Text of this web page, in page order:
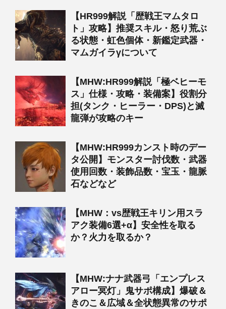
【HR999解説「歴戦王マムタロ
ト」攻略】推奨スキル・怒り荒ぶ
る状態・虹色個体・新鑑定武器・
マムガイラγについて
【MHW:HR999解説「極ベヒーモ
ス」仕様・攻略・装備案】役割分
担(タンク・ヒーラー・DPS)と滅
龍弾が攻略のキー
【MHW:HR999カンスト時のデー
タ公開】モンスター討伐数・武器
使用回数・装飾品数・宝玉・龍脈
石などなど
【MHW：vs歴戦王キリン用スラ
アク装備6選+α】安全性を取る
か？火力を取るか？
【MHW:ナナ武器弓「エンプレス
アロー冥灯」鬼サポ構成】爆破＆
きのこ＆広域＆全状態異常のサポ